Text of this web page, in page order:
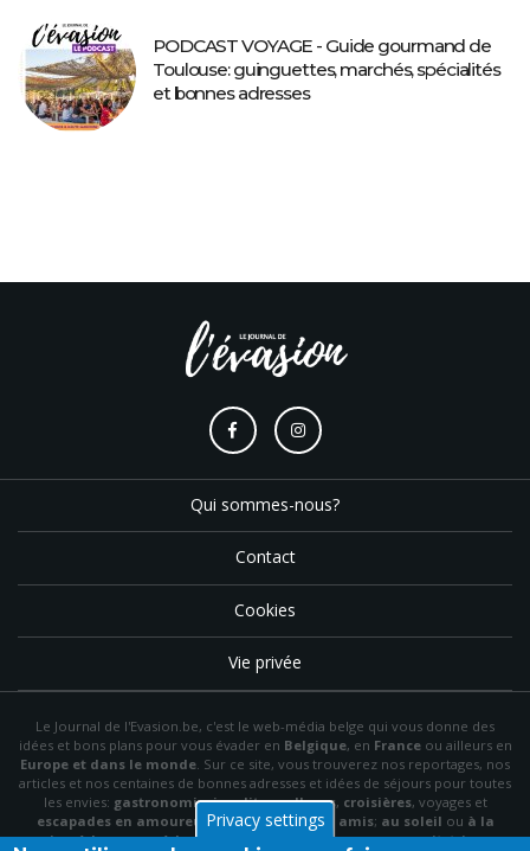
PODCAST VOYAGE - Guide gourmand de
Toulouse: guinguettes, marchés, spécialités
et bonnes adresses
Qui sommes-nous?
Contact
Cookies
Vie privée
Le Journal de l'Evasion.be, c'est le web-média belge qui vous donne des
idées et bons plans pour vous évader en Belgique, en Franceou ailleurs en
Europe et dans le monde . Sur ce site, vous trouverez nos reportages, nos
articles et nos centaines de bonnes adresses et idées de séjours pour toutes
les envies: gastronomie,insolite,wellness, croisières, voyages et
escapades en amoureux,en famille,entre amis; au soleil ou à la
neige,à la merouà la montagne à la campagneou encitytrip, en
Privacy settings